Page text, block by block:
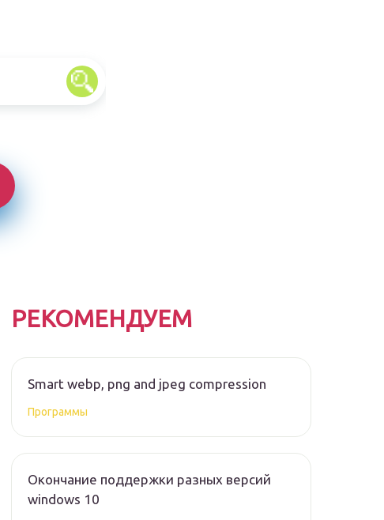
РЕКОМЕНДУЕМ
Smart webp, png and jpeg compression
Программы
Окончание поддержки разных версий
windows 10